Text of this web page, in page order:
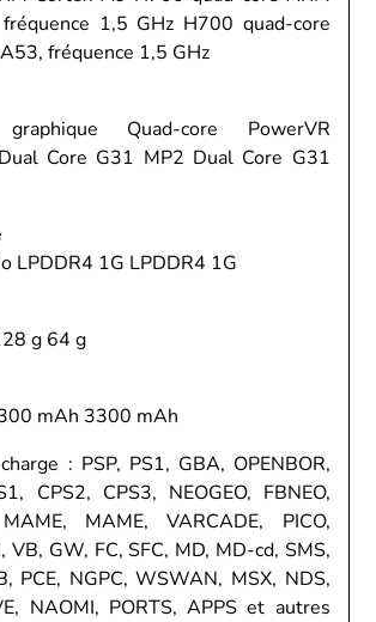
1,5 GHz H700 quad-core
fréquence 1,5 GHz
graphique Quad-core PowerVR
Core G31 MP2 Dual Core G31
LPDDR4 1G LPDDR4 1G
g 64 g
mAh 3300 mAh
: PSP, PS1, GBA, OPENBOR,
CPS2, CPS3, NEOGEO, FBNEO,
MAME, VARCADE, PICO,
VB, GW, FC, SFC, MD, MD-cd, SMS,
PCE, NGPC, WSWAN, MSX, NDS,
NAOMI, PORTS, APPS et autres